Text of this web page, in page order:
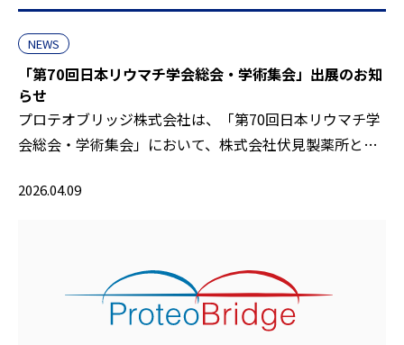
NEWS
「第70回日本リウマチ学会総会・学術集会」出展のお知
らせ
プロテオブリッジ株式会社は、「第70回日本リウマチ学
会総会・学術集会」において、株式会社伏見製薬所と…
2026.04.09